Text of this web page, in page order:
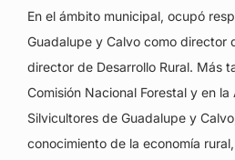
En el ámbito municipal, ocupó
Guadalupe y Calvo como director
director de Desarrollo Rural. Más
Comisión Nacional Forestal y en
Silvicultores de Guadalupe y
conocimiento de la economía